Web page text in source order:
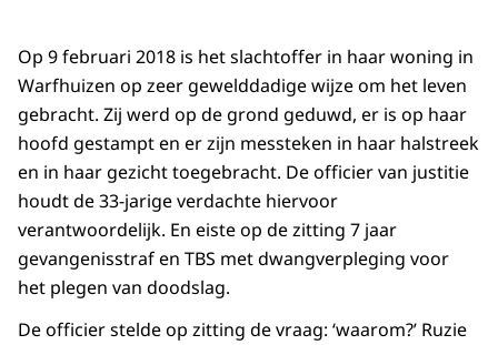
Op 9 februari 2018 is het slachtoffer in haar woning in
Warfhuizen op zeer gewelddadige wijze om het leven
gebracht. Zij werd op de grond geduwd, er is op haar
hoofd gestampt en er zijn messteken in haar halstreek
en in haar gezicht toegebracht. De officier van justitie
houdt de 33-jarige verdachte hiervoor
verantwoordelijk. En eiste op de zitting 7 jaar
gevangenisstraf en TBS met dwangverpleging voor
het plegen van doodslag.
De officier stelde op zitting de vraag: ‘waarom?’ Ruzie